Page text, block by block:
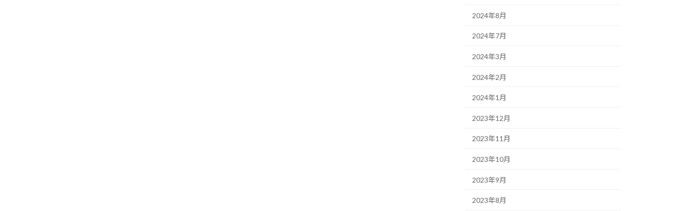
2024年8月
2024年7月
2024年3月
2024年2月
2024年1月
2023年12月
2023年11月
2023年10月
2023年9月
2023年8月